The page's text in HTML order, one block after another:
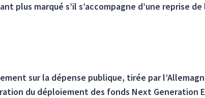
plus marqué s’il s’accompagne d’une reprise
sur la dépense publique, tirée par
du déploiement des fonds Next Generation